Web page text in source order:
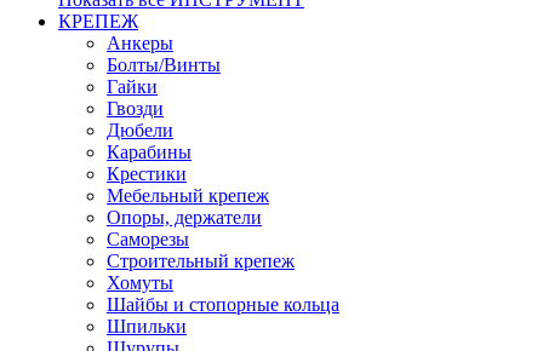
КРЕПЕЖ
Анкеры
Болты/Винты
Гайки
Гвозди
Дюбели
Карабины
Крестики
Мебельный крепеж
Опоры, держатели
Саморезы
Строительный крепеж
Хомуты
Шайбы и стопорные кольца
Шпильки